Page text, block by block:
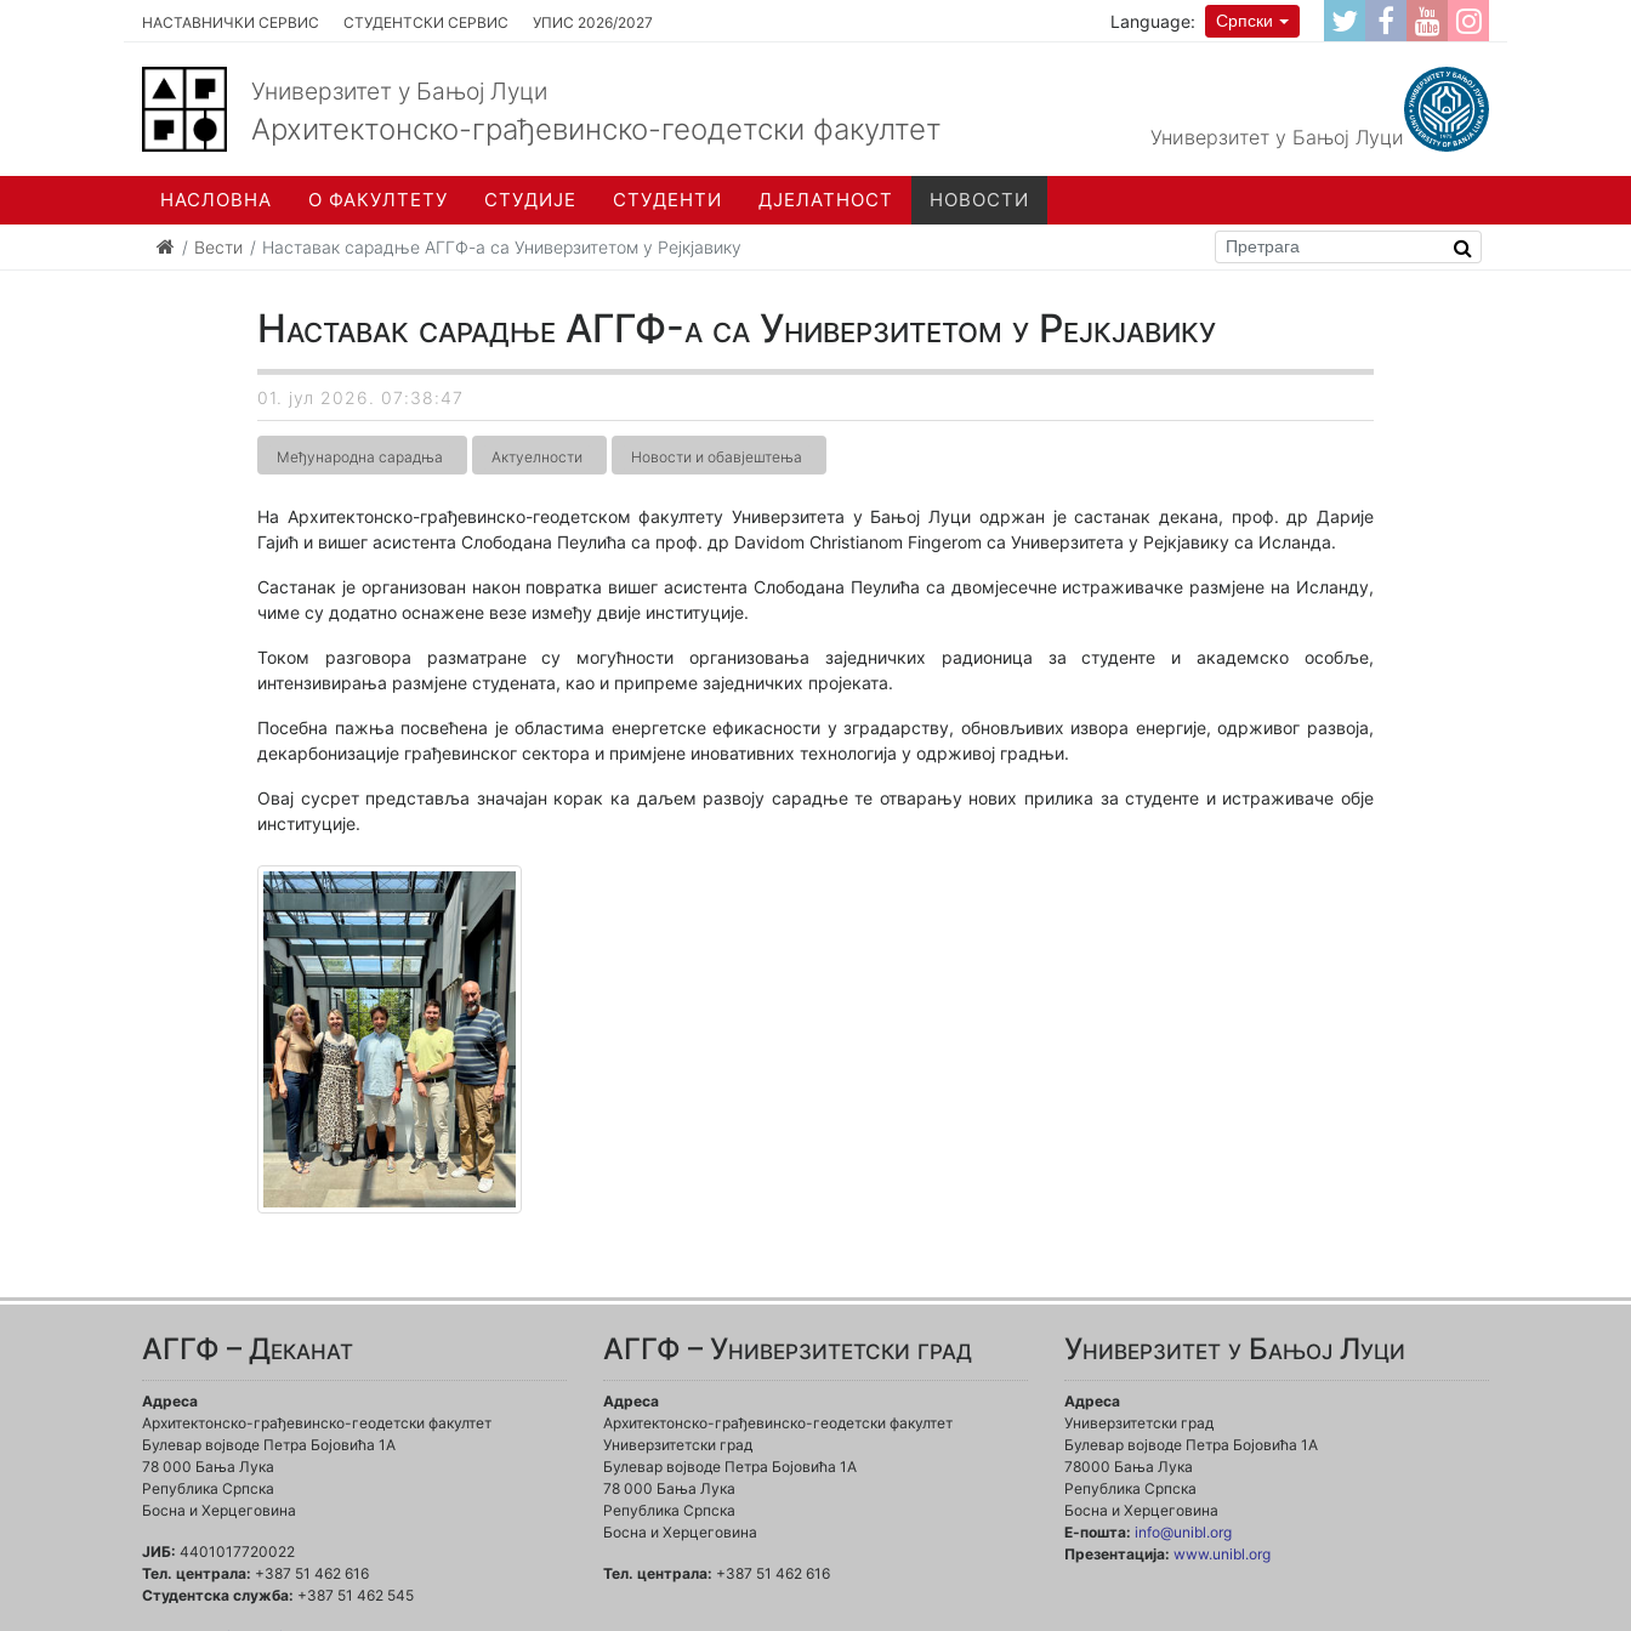
НАСТАВНИЧКИ СЕРВИС СТУДЕНТСКИ СЕРВИС УПИС 2026/2027 Language: Српски
Универзитет у Бањој Луци
Архитектонско-грађевинско-геодетски факултет Универзитет у Бањој Луци
НАСЛОВНА О ФАКУЛТЕТУ СТУДИЈЕ СТУДЕНТИ ДЈЕЛАТНОСТ НОВОСТИ
Вести Наставак сарадње АГГФ-а са Универзитетом у Рејкјавику
Наставак сарадње АГГФ-а са Универзитетом у Рејкјавику
01. јул 2026. 07:38:47
Међународна сарадња Актуелности Новости и обавјештења
На Архитектонско-грађевинско-геодетском факултету Универзитета у Бањој Луци одржан је састанак декана, проф. др Дарије
Гајић и вишег асистента Слободана Пеулића са проф. др Davidom Christianom Fingerom са Универзитета у Рејкјавику са Исланда.
Састанак је организован након повратка вишег асистента Слободана Пеулића са двомјесечне истраживачке размјене на Исланду,
чиме су додатно оснажене везе између двије институције.
Током разговора разматране су могућности организовања заједничких радионица за студенте и академско особље,
интензивирања размјене студената, као и припреме заједничких пројеката.
Посебна пажња посвећена је областима енергетске ефикасности у зградарству, обновљивих извора енергије, одрживог развоја,
декарбонизације грађевинског сектора и примјене иновативних технологија у одрживој градњи.
Овај сусрет представља значајан корак ка даљем развоју сарадње те отварању нових прилика за студенте и истраживаче обје
институције.
АГГФ – Деканат
Адреса
Архитектонско-грађевинско-геодетски факултет
Булевар војводе Петра Бојовића 1A
78 000 Бања Лука
Република Српска
Босна и Херцеговина
ЈИБ: 4401017720022
Тел. централа: +387 51 462 616
Студентска служба: +387 51 462 545
АГГФ – Универзитетски град
Адреса
Архитектонско-грађевинско-геодетски факултет
Универзитетски град
Булевар војводе Петра Бојовића 1A
78 000 Бања Лука
Република Српска
Босна и Херцеговина
Тел. централа: +387 51 462 616
Универзитет у Бањој Луци
Адреса
Универзитетски град
Булевар војводе Петра Бојовића 1А
78000 Бања Лука
Република Српска
Босна и Херцеговина
Е-пошта: info@unibl.org
Презентација: www.unibl.org